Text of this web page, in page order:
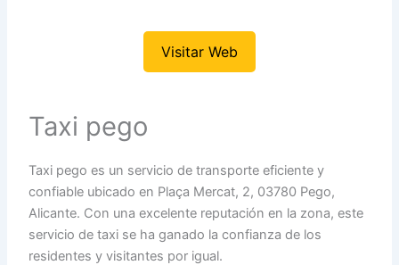
Visitar Web
Taxi pego
Taxi pego es un servicio de transporte eficiente y
confiable ubicado en Plaça Mercat, 2, 03780 Pego,
Alicante. Con una excelente reputación en la zona, este
servicio de taxi se ha ganado la confianza de los
residentes y visitantes por igual.